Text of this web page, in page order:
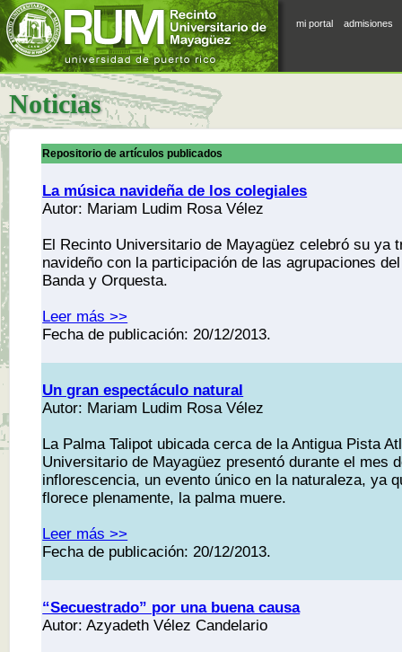
mi portal admisiones
Noticias
Repositorio de artículos publicados
La música navideña de los colegiales
Autor: Mariam Ludim Rosa Vélez
El Recinto Universitario de Mayagüez celebró su ya
navideño con la participación de las agrupaciones
Banda y Orquesta.
Leer más >>
Fecha de publicación: 20/12/2013.
Un gran espectáculo natural
Autor: Mariam Ludim Rosa Vélez
La Palma Talipot ubicada cerca de la Antigua Pista
Universitario de Mayagüez presentó durante el mes
inflorescencia, un evento único en la naturaleza, ya
florece plenamente, la palma muere.
Leer más >>
Fecha de publicación: 20/12/2013.
“Secuestrado” por una buena causa
Autor: Azyadeth Vélez Candelario